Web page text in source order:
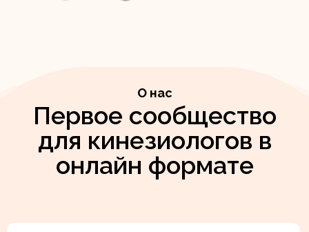
О нас
Первое сообщество
для кинезиологов в
онлайн формате